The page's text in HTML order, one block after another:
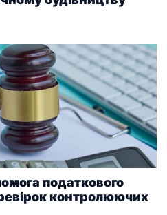
податкового
контролюючих